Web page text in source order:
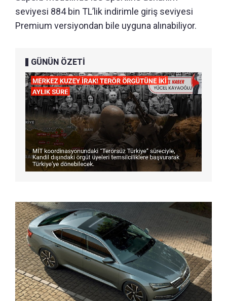
seviyesi 884 bin TL’lik indirimle giriş seviyesi
Premium versiyondan bile uyguna alınabiliyor.
GÜNÜN ÖZETİ